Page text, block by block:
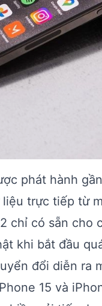
phát hành
trực tiếp từ
chỉ có sẵn
khi bắt đầu
đổi diễn ra
15 và